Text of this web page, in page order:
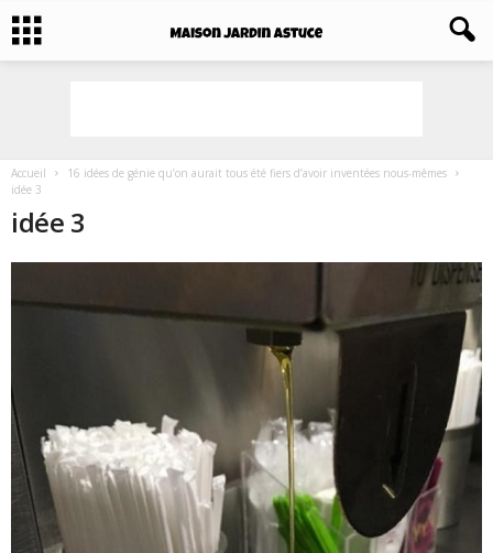
Accueil
16 idées de génie qu’on aurait tous été fiers d’avoir inventées nous-mêmes
idée 3
idée 3